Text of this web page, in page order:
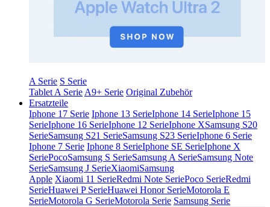
A Serie S Serie
Tablet A Serie A9+ Serie Original Zubehör
Ersatzteile
Iphone 17 Serie Iphone 13 SerieIphone 14 SerieIphone 15
SerieIphone 16 SerieIphone 12 SerieIphone XSamsung S20
SerieSamsung S21 SerieSamsung S23 SerieIphone 6 Serie
Iphone 7 Serie Iphone 8 SerieIphone SE SerieIphone X
SeriePocoSamsung S SerieSamsung A SerieSamsung Note
SerieSamsung J SerieXiaomiSamsung
Apple Xiaomi 11 SerieRedmi Note SeriePoco SerieRedmi
SerieHuawei P SerieHuawei Honor SerieMotorola E
SerieMotorola G SerieMotorola Serie Samsung Serie